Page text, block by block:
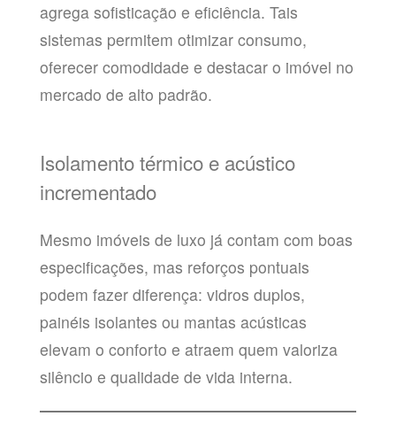
agrega sofisticação e eficiência. Tais
sistemas permitem otimizar consumo,
oferecer comodidade e destacar o imóvel no
mercado de alto padrão.
Isolamento térmico e acústico
incrementado
Mesmo imóveis de luxo já contam com boas
especificações, mas reforços pontuais
podem fazer diferença: vidros duplos,
painéis isolantes ou mantas acústicas
elevam o conforto e atraem quem valoriza
silêncio e qualidade de vida interna.